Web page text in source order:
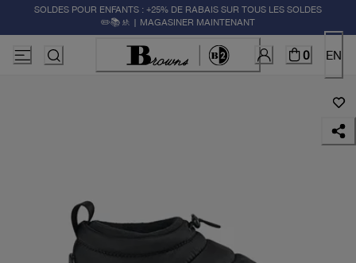
SOLDES POUR ENFANTS : +25% DE RABAIS SUR TOUS LES SOLDES
✏️📚🚸 | MAGASINER MAINTENANT
0 EN